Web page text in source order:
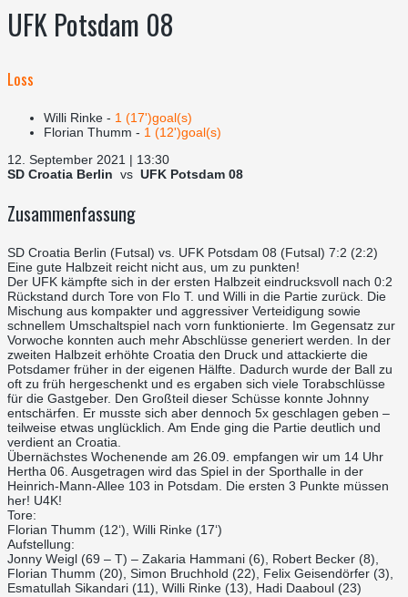
UFK Potsdam 08
Loss
Willi Rinke - 1 (17')goal(s)
Florian Thumm - 1 (12')goal(s)
12. September 2021 | 13:30
SD Croatia Berlin vs UFK Potsdam 08
Zusammenfassung
SD Croatia Berlin (Futsal) vs. UFK Potsdam 08 (Futsal) 7:2 (2:2)
Eine gute Halbzeit reicht nicht aus, um zu punkten!
Der UFK kämpfte sich in der ersten Halbzeit eindrucksvoll nach 0:2
Rückstand durch Tore von Flo T. und Willi in die Partie zurück. Die
Mischung aus kompakter und aggressiver Verteidigung sowie
schnellem Umschaltspiel nach vorn funktionierte. Im Gegensatz zur
Vorwoche konnten auch mehr Abschlüsse generiert werden. In der
zweiten Halbzeit erhöhte Croatia den Druck und attackierte die
Potsdamer früher in der eigenen Hälfte. Dadurch wurde der Ball zu
oft zu früh hergeschenkt und es ergaben sich viele Torabschlüsse
für die Gastgeber. Den Großteil dieser Schüsse konnte Johnny
entschärfen. Er musste sich aber dennoch 5x geschlagen geben –
teilweise etwas unglücklich. Am Ende ging die Partie deutlich und
verdient an Croatia.
Übernächstes Wochenende am 26.09. empfangen wir um 14 Uhr
Hertha 06. Ausgetragen wird das Spiel in der Sporthalle in der
Heinrich-Mann-Allee 103 in Potsdam. Die ersten 3 Punkte müssen
her! U4K!
Tore:
Florian Thumm (12‘), Willi Rinke (17‘)
Aufstellung:
Jonny Weigl (69 – T) – Zakaria Hammani (6), Robert Becker (8),
Florian Thumm (20), Simon Bruchhold (22), Felix Geisendörfer (3),
Esmatullah Sikandari (11), Willi Rinke (13), Hadi Daaboul (23)